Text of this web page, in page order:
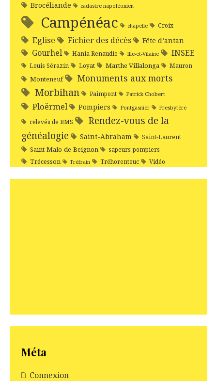
Brocéliande cadastre napoléonien
Campénéac chapelle Croix
Eglise Fichier des décès Fête d’antan
Gourhel Hania Renaudie Ille-et-Vilaine INSEE
Louis Sérazin Loyat Marthe Villalonga Mauron
Monteneuf Monuments aux morts
Morbihan Paimpont Patrick Chobert
Ploërmel Pompiers Pontgasnier Presbytère
relevés de BMS
Rendez-vous de la
généalogie
Saint-Abraham Saint-Laurent
Saint-Malo-de-Beignon sapeurs-pompiers
Trécesson Tréfrain Tréhorenteuc Vidéo
Méta
Connexion